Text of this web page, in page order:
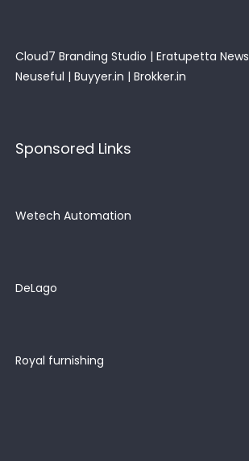
Cloud7 Branding Studio | Eratupetta News
Neuseful | Buyyer.in | Brokker.in
Sponsored Links
Wetech Automation
DeLago
Royal furnishing